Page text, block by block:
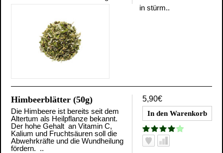
in stürm..
5,90€
Himbeerblätter (50g)
Die Himbeere ist bereits seit dem
Altertum als Heilpflanze bekannt.
Der hohe Gehalt an Vitamin C,
Kalium und Fruchtsäuren soll die
Abwehrkräfte und die Wundheilung
fördern. ..